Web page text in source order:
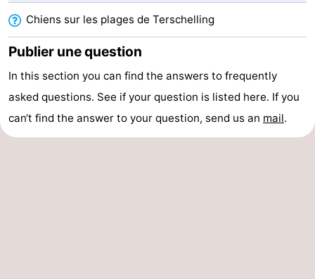
Route
-
Stationnement
Saut
des
Wadden
Adresses
Médicales
Région
Chiens sur les plages de Terschelling
Publier une question
In this section you can find the answers to frequently
asked questions. See if your question is listed here. If you
can‘t find the answer to your question, send us an mail.